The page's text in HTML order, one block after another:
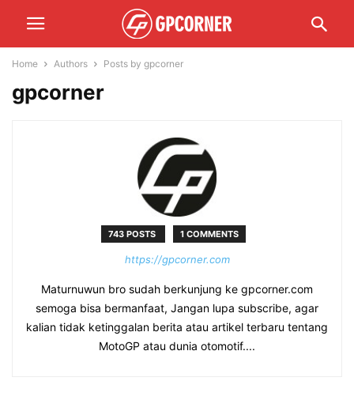
Home Authors Posts by gpcorner
gpcorner
743 POSTS 1 COMMENTS
https://gpcorner.com
Maturnuwun bro sudah berkunjung ke gpcorner.com
semoga bisa bermanfaat, Jangan lupa subscribe, agar
kalian tidak ketinggalan berita atau artikel terbaru tentang
MotoGP atau dunia otomotif....